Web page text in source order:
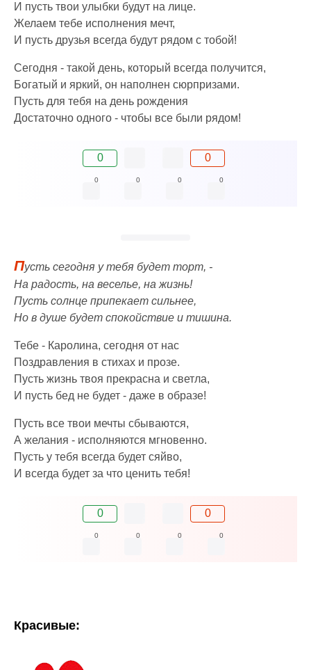
И пусть твои улыбки будут на лице.
Желаем тебе исполнения мечт,
И пусть друзья всегда будут рядом с тобой!
Сегодня - такой день, который всегда получится,
Богатый и яркий, он наполнен сюрпризами.
Пусть для тебя на день рождения
Достаточно одного - чтобы все были рядом!
0 0
0 0 0 0
Пусть сегодня у тебя будет торт, -
На радость, на веселье, на жизнь!
Пусть солнце припекает сильнее,
Но в душе будет спокойствие и тишина.
Тебе - Каролина, сегодня от нас
Поздравления в стихах и прозе.
Пусть жизнь твоя прекрасна и светла,
И пусть бед не будет - даже в образе!
Пусть все твои мечты сбываются,
А желания - исполняются мгновенно.
Пусть у тебя всегда будет сяйво,
И всегда будет за что ценить тебя!
0 0
0 0 0 0
Красивые: